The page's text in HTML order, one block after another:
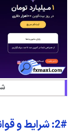
2#: شرایط و قوانین